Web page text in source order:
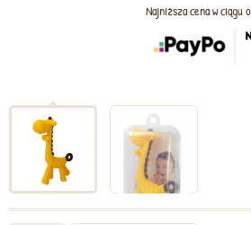
Najniższa cena w